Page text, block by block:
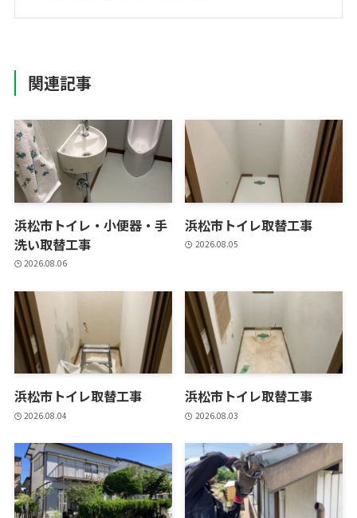
関連記事
浜松市トイレ・小便器・手
洗い取替工事
2026.08.06
浜松市トイレ取替工事
2026.08.05
浜松市トイレ取替工事
2026.08.04
浜松市トイレ取替工事
2026.08.03